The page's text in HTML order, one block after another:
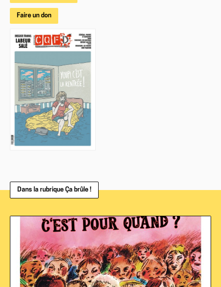
Faire un don
Dans la rubrique Ça brûle !